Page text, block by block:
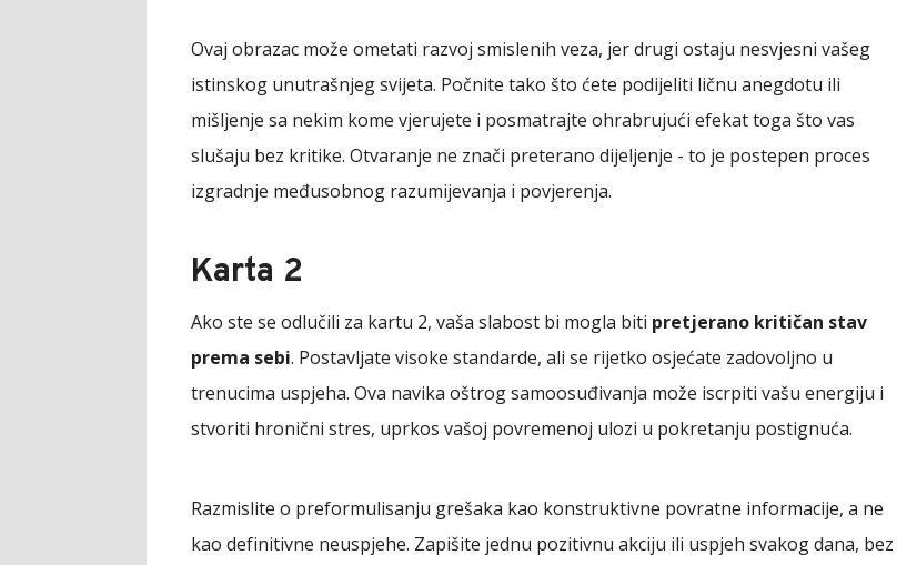
Ovaj obrazac može ometati razvoj smislenih veza, jer drugi ostaju nesvjesni vašeg
istinskog unutrašnjeg svijeta. Počnite tako što ćete podijeliti ličnu anegdotu ili
mišljenje sa nekim kome vjerujete i posmatrajte ohrabrujući efekat toga što vas
slušaju bez kritike. Otvaranje ne znači preterano dijeljenje - to je postepen proces
izgradnje međusobnog razumijevanja i povjerenja.
Karta 2
Ako ste se odlučili za kartu 2, vaša slabost bi mogla biti pretjerano kritičan stav
prema sebi. Postavljate visoke standarde, ali se rijetko osjećate zadovoljno u
trenucima uspjeha. Ova navika oštrog samoosuđivanja može iscrpiti vašu energiju i
stvoriti hronični stres, uprkos vašoj povremenoj ulozi u pokretanju postignuća.
Razmislite o preformulisanju grešaka kao konstruktivne povratne informacije, a ne
kao definitivne neuspjehe. Zapišite jednu pozitivnu akciju ili uspjeh svakog dana, bez